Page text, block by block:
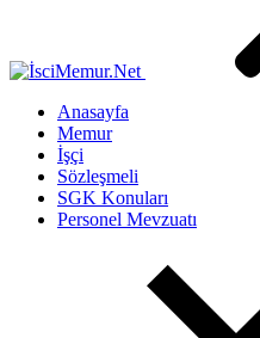
Anasayfa
Memur
İşçi
Sözleşmeli
SGK Konuları
Personel Mevzuatı